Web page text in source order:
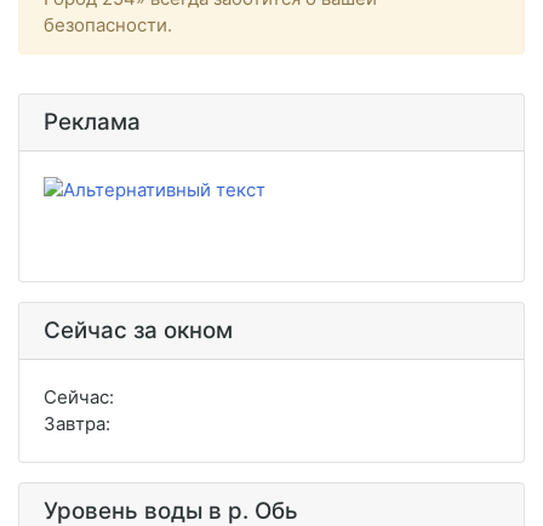
безопасности.
Реклама
Сейчас за окном
Сейчас:
Завтра:
Уровень воды в р. Обь